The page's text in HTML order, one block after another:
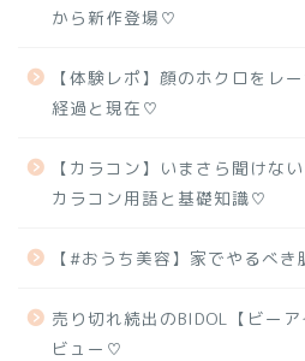
から新作登場♡
【体験レポ】顔のホクロをレ
経過と現在♡
【カラコン】いまさら聞けな
カラコン用語と基礎知識♡
【#おうち美容】家でやるべ
売り切れ続出のBIDOL【ビー
ビュー♡